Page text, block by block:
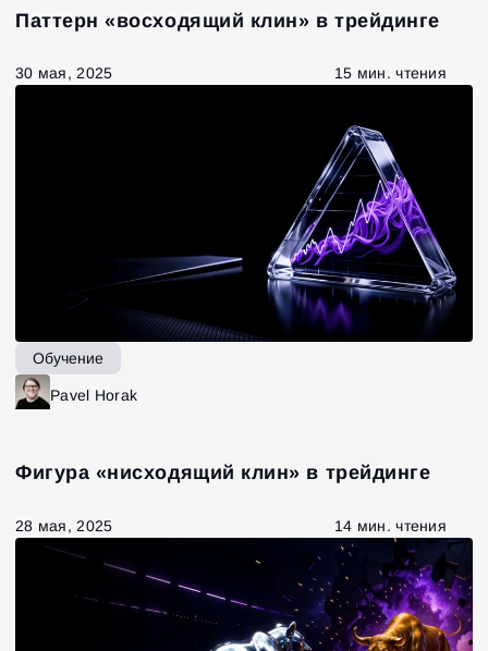
Паттерн «восходящий клин» в трейдинге
30 мая, 2025 15 мин. чтения
Обучение
Pavel Horak
Фигура «нисходящий клин» в трейдинге
28 мая, 2025 14 мин. чтения
Close Забыли пароль?
Зарегистрироваться
Зарегистрироваться
Войти